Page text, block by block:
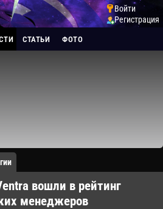
Войти
Регистрация
СТАТЬИ ФОТО
вошли в рейтинг
менеджеров